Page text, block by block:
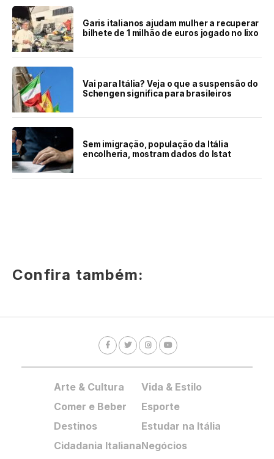
Garis italianos ajudam mulher a recuperar
bilhete de 1 milhão de euros jogado no lixo
Vai para Itália? Veja o que a suspensão do
Schengen significa para brasileiros
Sem imigração, população da Itália
encolheria, mostram dados do Istat
Confira também:
Arte & Cultura
Comer e Beber
Destinos
Cidadania Italiana
Vida & Estilo
Esporte
Estudar na Itália
Negócios